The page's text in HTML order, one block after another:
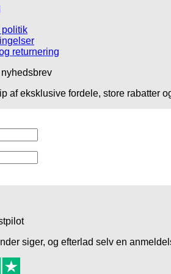
politik
returnering
af eksklusive fordele, store rabatter
siger, og efterlad selv en